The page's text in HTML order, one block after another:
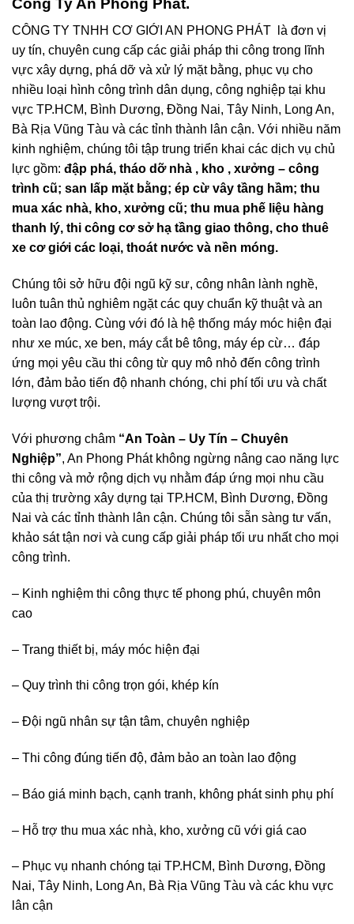
Công Ty An Phong Phát.
CÔNG TY TNHH CƠ GIỚI AN PHONG PHÁT là đơn vị
uy tín, chuyên cung cấp các giải pháp thi công trong lĩnh
vực xây dựng, phá dỡ và xử lý mặt bằng, phục vụ cho
nhiều loại hình công trình dân dụng, công nghiệp tại khu
vực TP.HCM, Bình Dương, Đồng Nai, Tây Ninh, Long An,
Bà Rịa Vũng Tàu và các tỉnh thành lân cận. Với nhiều năm
kinh nghiệm, chúng tôi tập trung triển khai các dịch vụ chủ
lực gồm: đập phá, tháo dỡ nhà , kho , xưởng – công
trình cũ; san lấp mặt bằng; ép cừ vây tầng hầm; thu
mua xác nhà, kho, xưởng cũ; thu mua phế liệu hàng
thanh lý, thi công cơ sở hạ tầng giao thông, cho thuê
xe cơ giới các loại, thoát nước và nền móng.
Chúng tôi sở hữu đội ngũ kỹ sư, công nhân lành nghề,
luôn tuân thủ nghiêm ngặt các quy chuẩn kỹ thuật và an
toàn lao động. Cùng với đó là hệ thống máy móc hiện đại
như xe múc, xe ben, máy cắt bê tông, máy ép cừ… đáp
ứng mọi yêu cầu thi công từ quy mô nhỏ đến công trình
lớn, đảm bảo tiến độ nhanh chóng, chi phí tối ưu và chất
lượng vượt trội.
Với phương châm “An Toàn – Uy Tín – Chuyên
Nghiệp”, An Phong Phát không ngừng nâng cao năng lực
thi công và mở rộng dịch vụ nhằm đáp ứng mọi nhu cầu
của thị trường xây dựng tại TP.HCM, Bình Dương, Đồng
Nai và các tỉnh thành lân cận. Chúng tôi sẵn sàng tư vấn,
khảo sát tận nơi và cung cấp giải pháp tối ưu nhất cho mọi
công trình.
– Kinh nghiệm thi công thực tế phong phú, chuyên môn
cao
– Trang thiết bị, máy móc hiện đại
– Quy trình thi công trọn gói, khép kín
– Đội ngũ nhân sự tận tâm, chuyên nghiệp
– Thi công đúng tiến độ, đảm bảo an toàn lao động
– Báo giá minh bạch, cạnh tranh, không phát sinh phụ phí
– Hỗ trợ thu mua xác nhà, kho, xưởng cũ với giá cao
– Phục vụ nhanh chóng tại TP.HCM, Bình Dương, Đồng
Nai, Tây Ninh, Long An, Bà Rịa Vũng Tàu và các khu vực
lân cận